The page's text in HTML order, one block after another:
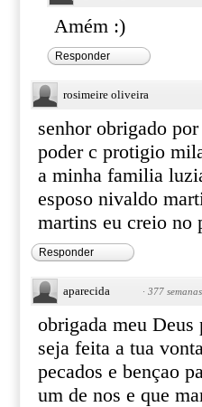
Amém :)
Responder
rosimeire oliveira
senhor obrigado
poder c protigio
a minha familia
esposo nivaldo
martins eu creio no
Responder
aparecida · 377
obrigada meu Deus
seja feita a tua
pecados e bençao
um de nos e que